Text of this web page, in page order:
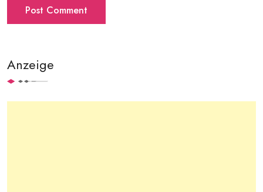
Anzeige